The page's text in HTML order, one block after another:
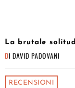
La brutale
DI DAVID PADOVANI
RECENSIONI